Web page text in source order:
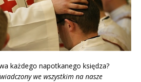
każdego napotkanego księdza?
we wszystkim na nasze